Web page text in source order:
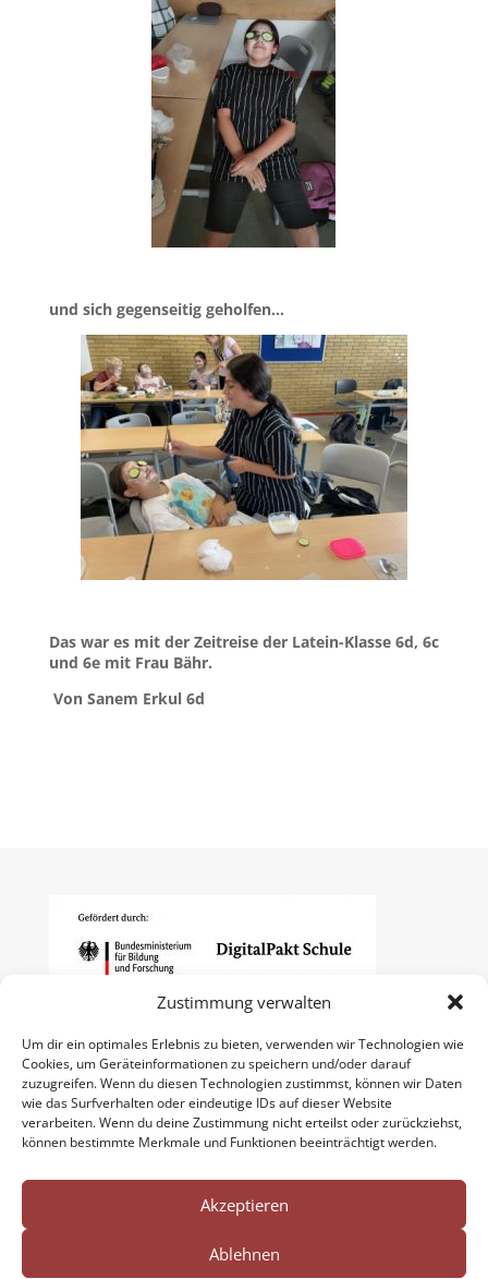
Zustimmung verwalten
Um dir ein optimales Erlebnis zu bieten, verwenden wir Technologien wie
Cookies, um Geräteinformationen zu speichern und/oder darauf
zuzugreifen. Wenn du diesen Technologien zustimmst, können wir Daten
wie das Surfverhalten oder eindeutige IDs auf dieser Website
verarbeiten. Wenn du deine Zustimmung nicht erteilst oder zurückziehst,
können bestimmte Merkmale und Funktionen beeinträchtigt werden.
Akzeptieren
Ablehnen
und sich gegenseitig geholfen…
Das war es mit der Zeitreise der Latein-Klasse 6d, 6c
und 6e mit Frau Bähr.
Von Sanem Erkul 6d